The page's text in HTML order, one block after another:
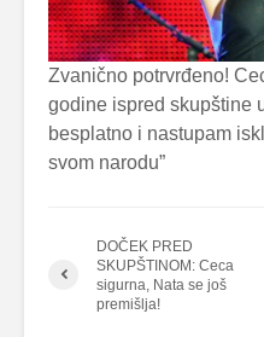
Zvanično potrvrđeno!
godine ispred skupštine
besplatno i nastupam
svom narodu”
DOČEK PRED
SKUPŠTINOM: Ceca
sigurna, Nata se još
premišlja!